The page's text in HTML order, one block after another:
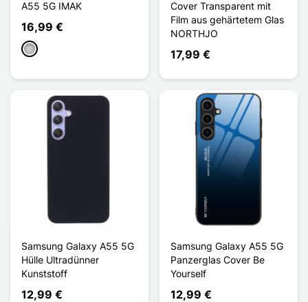
A55 5G IMAK
16,99 €
Transparent
Cover Transparent mit
Film aus gehärtetem Glas
NORTHJO
17,99 €
Samsung Galaxy A55 5G
Hülle Ultradünner
Kunststoff
12,99 €
Samsung Galaxy A55 5G
Panzerglas Cover Be
Yourself
12,99 €